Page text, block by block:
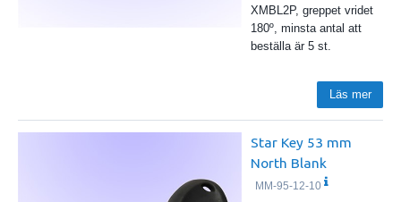
XMBL2P, greppet vridet
180º, minsta antal att
beställa är 5 st.
Läs mer
Star Key 53 mm
North Blank
MM-95-12-10